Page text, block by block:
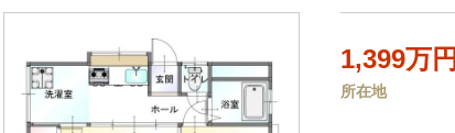
1,399万円
所在地